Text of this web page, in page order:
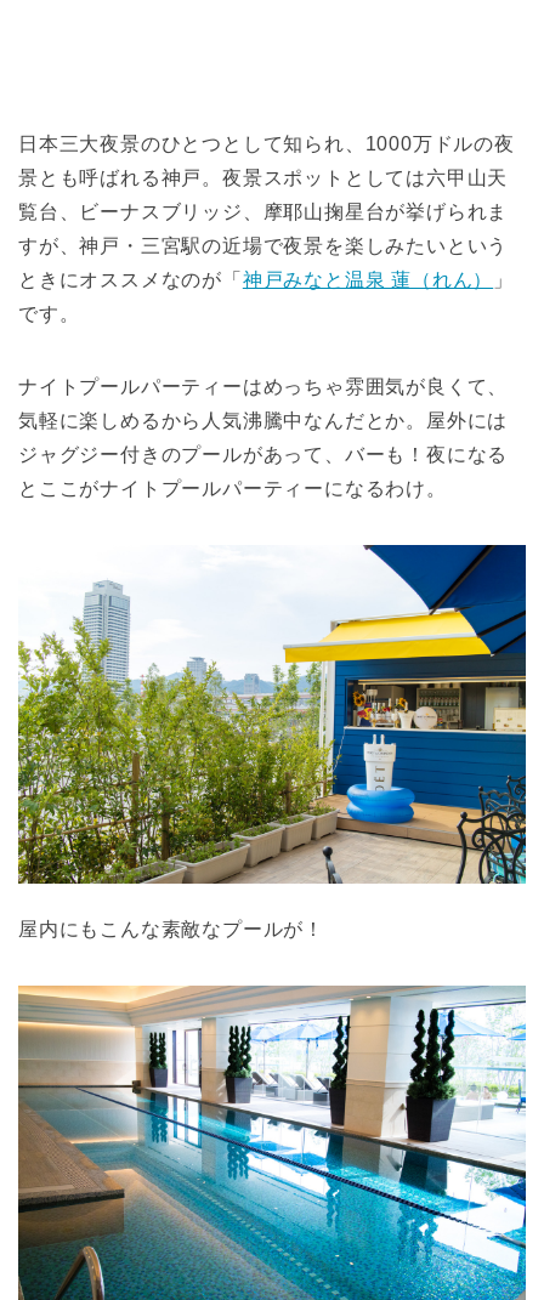
日本三大夜景のひとつとして知られ、1000万ドルの夜
景とも呼ばれる神戸。夜景スポットとしては六甲山天
覧台、ビーナスブリッジ、摩耶山掬星台が挙げられま
すが、神戸・三宮駅の近場で夜景を楽しみたいという
ときにオススメなのが「 神戸みなと温泉 蓮（れん）
」
です。
ナイトプールパーティーはめっちゃ雰囲気が良くて、
気軽に楽しめるから人気沸騰中なんだとか。屋外には
ジャグジー付きのプールがあって、バーも！夜になる
とここがナイトプールパーティーになるわけ。
屋内にもこんな素敵なプールが！